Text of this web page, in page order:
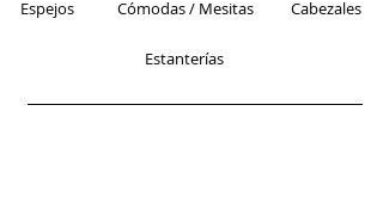
Espejos
Cómodas / Mesitas
Cabezales
Estanterías